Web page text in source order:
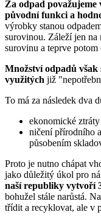
Za odpad považujeme
původní funkci a
výrobky stanou
surovinou. Záleží jen na
surovinu a teprve potom
Množství odpadů však
využitých již
To má za následek dva
ekonomické
ničení přírodního
působením
Proto je nutno chápat
jako důležitý úkol pro
naší republiky vytvoří
bohužel stále narůstá.
třídit a recyklovat, ale v